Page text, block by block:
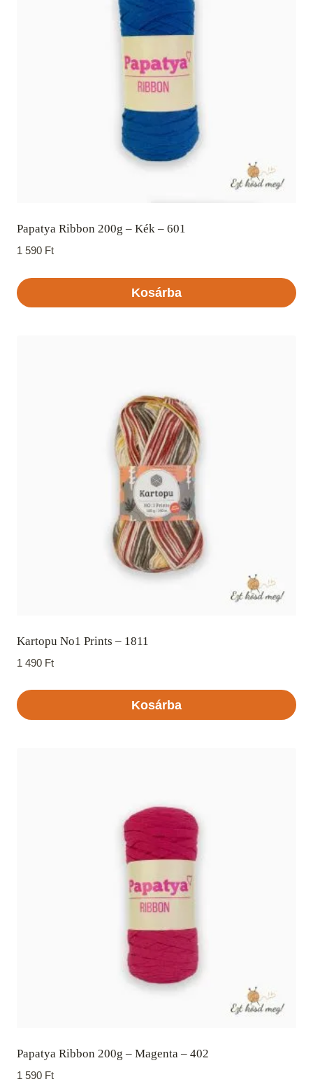
Papatya Ribbon 200g – Kék – 601
1 590 Ft
Kosárba
Kartopu No1 Prints – 1811
1 490 Ft
Kosárba
Papatya Ribbon 200g – Magenta – 402
1 590 Ft